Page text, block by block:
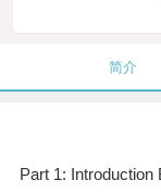
简介
Part 1: Introduction